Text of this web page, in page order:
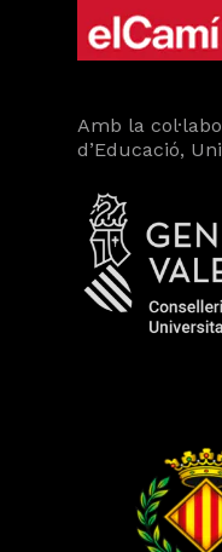
Amb la
d’Educació,